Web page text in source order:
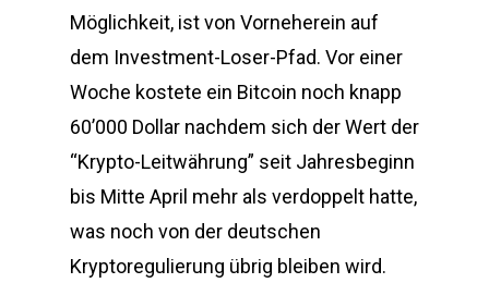
Möglichkeit, ist von Vorneherein auf
dem Investment-Loser-Pfad. Vor einer
Woche kostete ein Bitcoin noch knapp
60’000 Dollar nachdem sich der Wert der
“Krypto-Leitwährung” seit Jahresbeginn
bis Mitte April mehr als verdoppelt hatte,
was noch von der deutschen
Kryptoregulierung übrig bleiben wird.